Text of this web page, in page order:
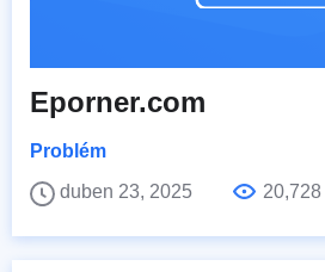
Eporner.com
Problém
duben 23, 2025
20,728